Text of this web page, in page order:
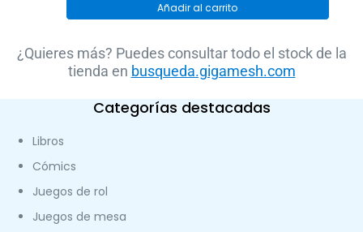
Añadir al carrito
¿Quieres más? Puedes consultar todo el stock de la
tienda en busqueda.gigamesh.com
Categorías destacadas
Libros
Cómics
Juegos de rol
Juegos de mesa